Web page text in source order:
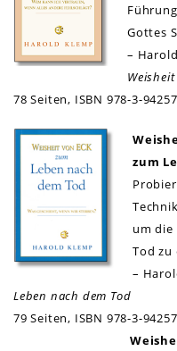
Gottes
–
78 Seiten, ISBN 978-3-
zum
um die
Tod zu
–
Leben nach dem Tod
79 Seiten, ISBN 978-3-